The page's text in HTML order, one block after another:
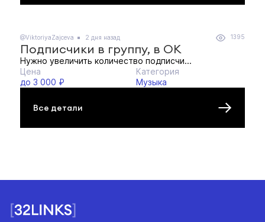
@ViktoriyaZajceva 2 дня назад 1395
Подписчики в группу, в ОК
Нужно увеличить количество подписчи...
Цена
до 3 000 ₽
Категория
Музыка
Все детали